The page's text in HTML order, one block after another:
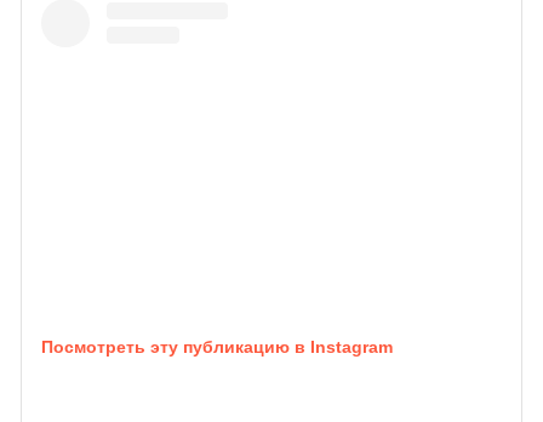
Посмотреть эту публикацию в Instagram